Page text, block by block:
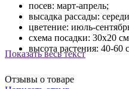
Показать весь текст
посев: март-апрель;
высадка рассады:
цветение: июль-
схема посадки: 30х20
высота растения: 40-60
Отзывы о товаре